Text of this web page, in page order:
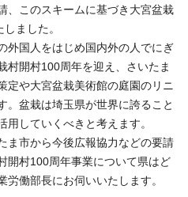
、このスキームに基づき大宮盆栽
ました。
外国人をはじめ国内外の人でにぎ
村開村100周年を迎え、さいたま
定や大宮盆栽美術館の庭園のリニ
。盆栽は埼玉県が世界に誇ること
していくべきと考えます。
ま市から今後広報協力などの要請
開村100周年事業について県はど
働部長にお伺いいたします。